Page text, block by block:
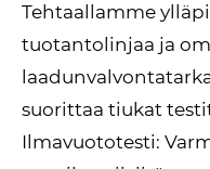
Tehtaallamme
tuotantolinjaa ja
suorittaa tiukat
Ilmavuototesti: